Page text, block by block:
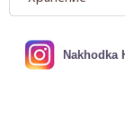
Nakhodka